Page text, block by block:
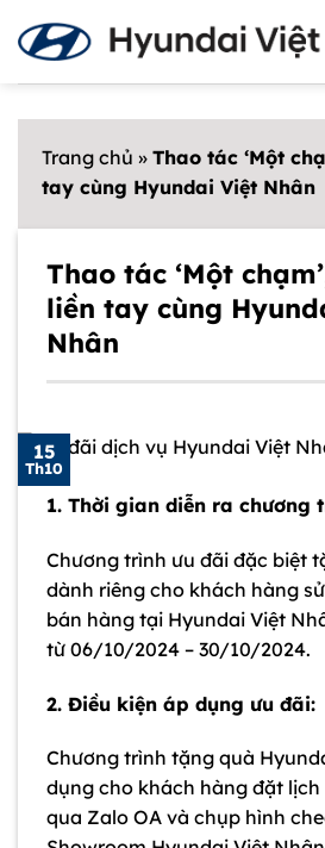
đến
Trang chủ » Thao tác ‘Một
tay cùng Hyundai Việt Nhân
Thao tác ‘Một
liền tay cùng
Nhân
15
Th10
1. Thời gian diễn ra chương
Chương trình ưu đãi đặc biệt
dành riêng cho khách hàng
bán hàng tại Hyundai Việt
từ 06/10/2024 – 30/10/2024.
2. Điều kiện áp dụng ưu đãi:
Chương trình tặng quà
dụng cho khách hàng đặt
qua Zalo OA và chụp hình